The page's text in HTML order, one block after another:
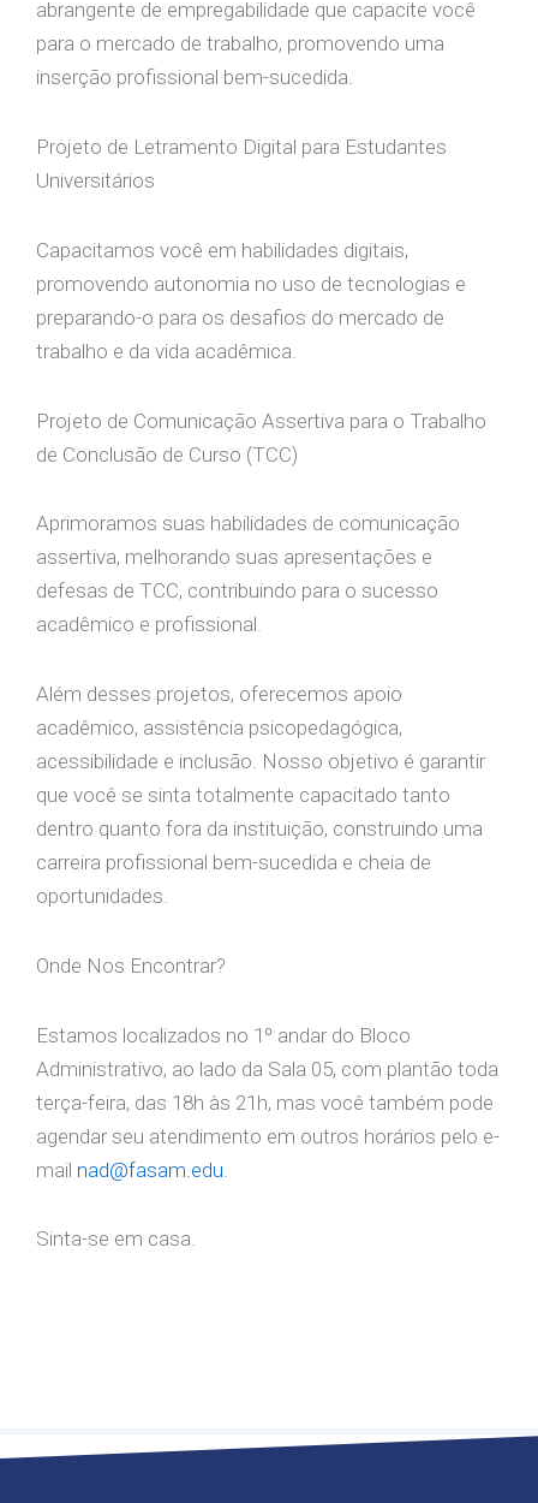
abrangente de empregabilidade que capacite você
para o mercado de trabalho, promovendo uma
inserção profissional bem-sucedida.
Projeto de Letramento Digital para Estudantes
Universitários
Capacitamos você em habilidades digitais,
promovendo autonomia no uso de tecnologias e
preparando-o para os desafios do mercado de
trabalho e da vida acadêmica.
Projeto de Comunicação Assertiva para o Trabalho
de Conclusão de Curso (TCC)
Aprimoramos suas habilidades de comunicação
assertiva, melhorando suas apresentações e
defesas de TCC, contribuindo para o sucesso
acadêmico e profissional.
Além desses projetos, oferecemos apoio
acadêmico, assistência psicopedagógica,
acessibilidade e inclusão. Nosso objetivo é garantir
que você se sinta totalmente capacitado tanto
dentro quanto fora da instituição, construindo uma
carreira profissional bem-sucedida e cheia de
oportunidades.
Onde Nos Encontrar?
Estamos localizados no 1º andar do Bloco
Administrativo, ao lado da Sala 05, com plantão toda
terça-feira, das 18h às 21h, mas você também pode
agendar seu atendimento em outros horários pelo e-
mail nad@fasam.edu
Sinta-se em casa.